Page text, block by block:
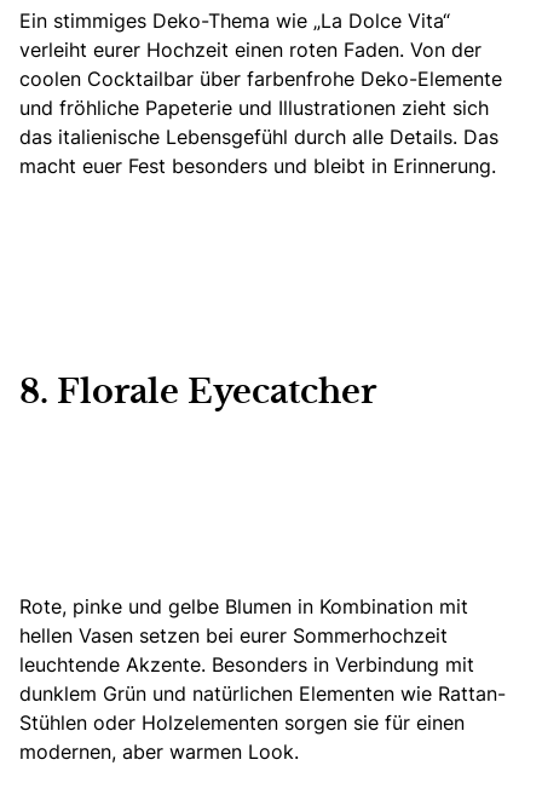
Ein stimmiges Deko-Thema wie „La Dolce Vita“
verleiht eurer Hochzeit einen roten Faden. Von der
coolen Cocktailbar über farbenfrohe Deko-Elemente
und fröhliche Papeterie und Illustrationen zieht sich
das italienische Lebensgefühl durch alle Details. Das
macht euer Fest besonders und bleibt in Erinnerung.
8. Florale Eyecatcher
Rote, pinke und gelbe Blumen in Kombination mit
hellen Vasen setzen bei eurer Sommerhochzeit
leuchtende Akzente. Besonders in Verbindung mit
dunklem Grün und natürlichen Elementen wie Rattan-
Stühlen oder Holzelementen sorgen sie für einen
modernen, aber warmen Look.